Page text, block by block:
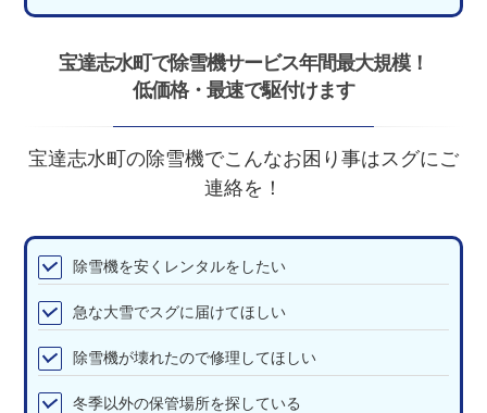
宝達志水町で除雪機サービス年間最大規模！
低価格・最速で駆付けます
宝達志水町の除雪機でこんなお困り事はスグにご
連絡を！
除雪機を安くレンタルをしたい
急な大雪でスグに届けてほしい
除雪機が壊れたので修理してほしい
冬季以外の保管場所を探している